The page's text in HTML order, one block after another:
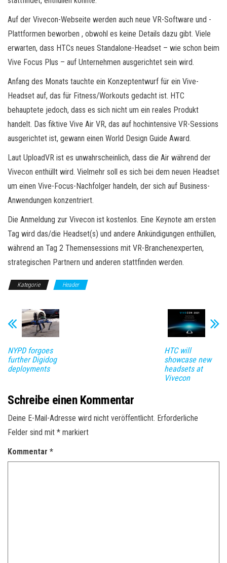
Auf der Vivecon-Webseite werden auch neue VR-Software und -
Plattformen beworben , obwohl es keine Details dazu gibt. Viele
erwarten, dass HTCs neues Standalone-Headset – wie schon beim
Vive Focus Plus – auf Unternehmen ausgerichtet sein wird.
Anfang des Monats tauchte ein Konzeptentwurf für ein Vive-
Headset auf, das für Fitness/Workouts gedacht ist. HTC
behauptete jedoch, dass es sich nicht um ein reales Produkt
handelt. Das fiktive Vive Air VR, das auf hochintensive VR-Sessions
ausgerichtet ist, gewann einen World Design Guide Award.
Laut UploadVR ist es unwahrscheinlich, dass die Air während der
Vivecon enthüllt wird. Vielmehr soll es sich bei dem neuen Headset
um einen Vive-Focus-Nachfolger handeln, der sich auf Business-
Anwendungen konzentriert.
Die Anmeldung zur Vivecon ist kostenlos. Eine Keynote am ersten
Tag wird das/die Headset(s) und andere Ankündigungen enthüllen,
während an Tag 2 Themensessions mit VR-Branchenexperten,
strategischen Partnern und anderen stattfinden werden.
Kategorie Header
NYPD forgoes
further Digidog
deployments
HTC will
showcase new
headsets at
Vivecon
Schreibe einen Kommentar
Deine E-Mail-Adresse wird nicht veröffentlicht. Erforderliche
Felder sind mit * markiert
Kommentar *